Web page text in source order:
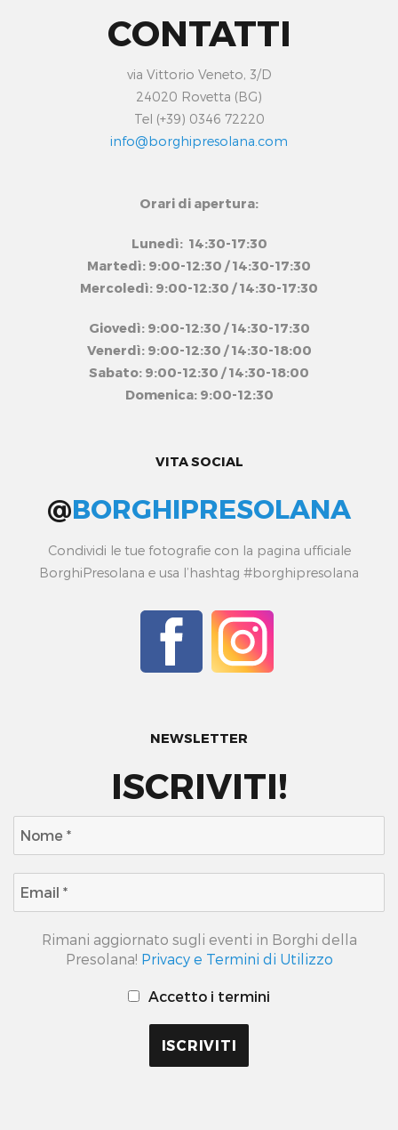
CONTATTI
via Vittorio Veneto, 3/D
24020 Rovetta (BG)
Tel (+39) 0346 72220
info@borghipresolana.com
Orari di apertura:
Lunedì: 14:30-17:30
Martedì: 9:00-12:30 / 14:30-17:30
Mercoledì: 9:00-12:30 / 14:30-17:30
Giovedì: 9:00-12:30 / 14:30-17:30
Venerdì: 9:00-12:30 / 14:30-18:00
Sabato: 9:00-12:30 / 14:30-18:00
Domenica: 9:00-12:30
VITA SOCIAL
@BORGHIPRESOLANA
Condividi le tue fotografie con la pagina ufficiale
BorghiPresolana e usa l’hashtag #borghipresolana
NEWSLETTER
ISCRIVITI!
Rimani aggiornato sugli eventi in Borghi della
Presolana! Privacy e Termini di Utilizzo
Accetto i termini